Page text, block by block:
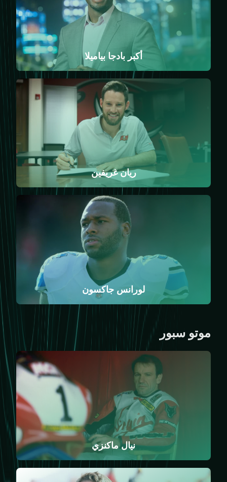
أكبر بادجا بياميلا
ريان غريفين
لورانس جاكسون
موتو سبور
نيال ماكنزي